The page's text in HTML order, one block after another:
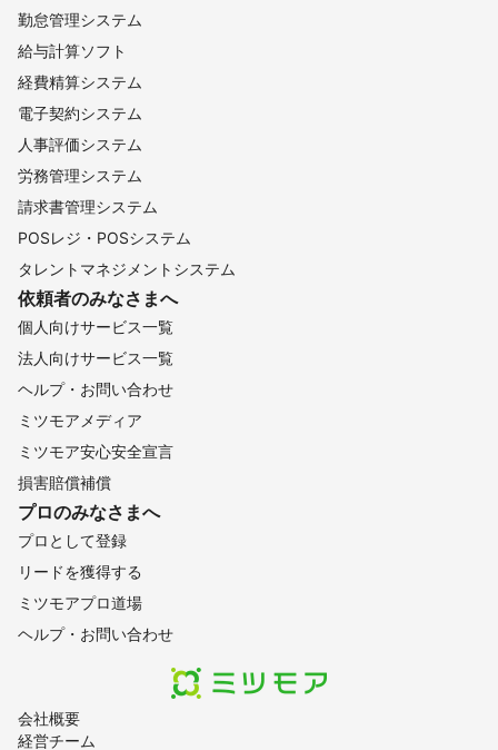
会社概要
経営チーム
勤怠管理システム
給与計算ソフト
経費精算システム
電子契約システム
人事評価システム
労務管理システム
請求書管理システム
POSレジ・POSシステム
タレントマネジメントシステム
依頼者のみなさまへ
個人向けサービス一覧
法人向けサービス一覧
ヘルプ・お問い合わせ
ミツモアメディア
ミツモア安心安全宣言
損害賠償補償
プロのみなさまへ
プロとして登録
リードを獲得する
ミツモアプロ道場
ヘルプ・お問い合わせ